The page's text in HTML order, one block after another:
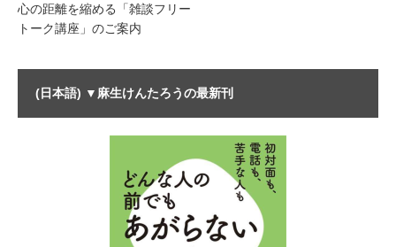
心の距離を縮める「雑談フリー
トーク講座」のご案内
(日本語) ▼麻生けんたろうの最新刊